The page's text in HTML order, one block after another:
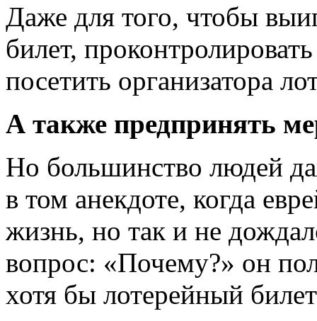
Даже для того, чтобы
билет,
посетить организатора
А также предпринять
Но большинство людей
в том анекдоте, когда
жизнь, но так и не
вопрос: «Почему?» он
хотя бы лотерейный